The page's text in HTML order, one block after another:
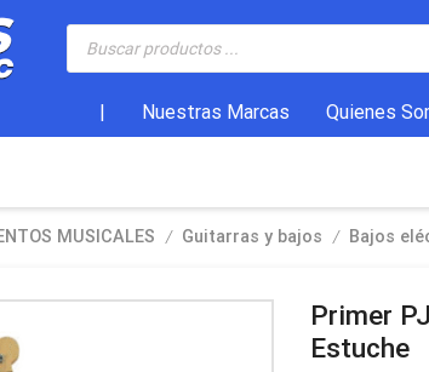
Nuestras Marcas Quienes
MUSICALES / Guitarras y bajos / Bajos
Primer
Estuche